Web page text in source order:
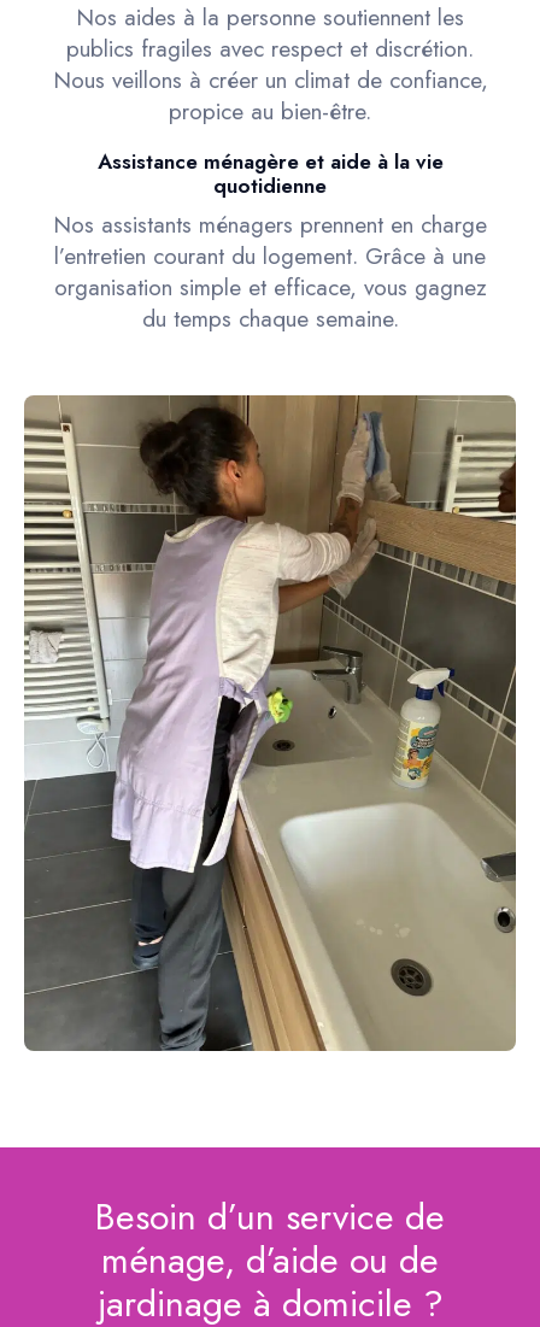
Nos aides à la personne soutiennent les
publics fragiles avec respect et discrétion.
Nous veillons à créer un climat de confiance,
propice au bien-être.
Assistance ménagère et aide à la vie
quotidienne
Nos assistants ménagers prennent en charge
l’entretien courant du logement. Grâce à une
organisation simple et efficace, vous gagnez
du temps chaque semaine.
Besoin d’un service de
ménage, d’aide ou de
jardinage à domicile ?